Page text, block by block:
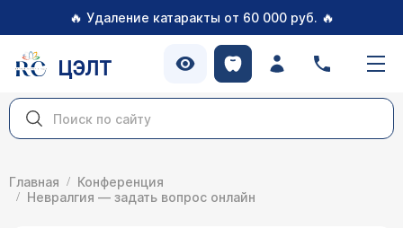
🔥 Удаление катаракты от 60 000 руб. 🔥
ЦЭЛТ
Главная
Конференция
Невралгия — задать вопрос онлайн